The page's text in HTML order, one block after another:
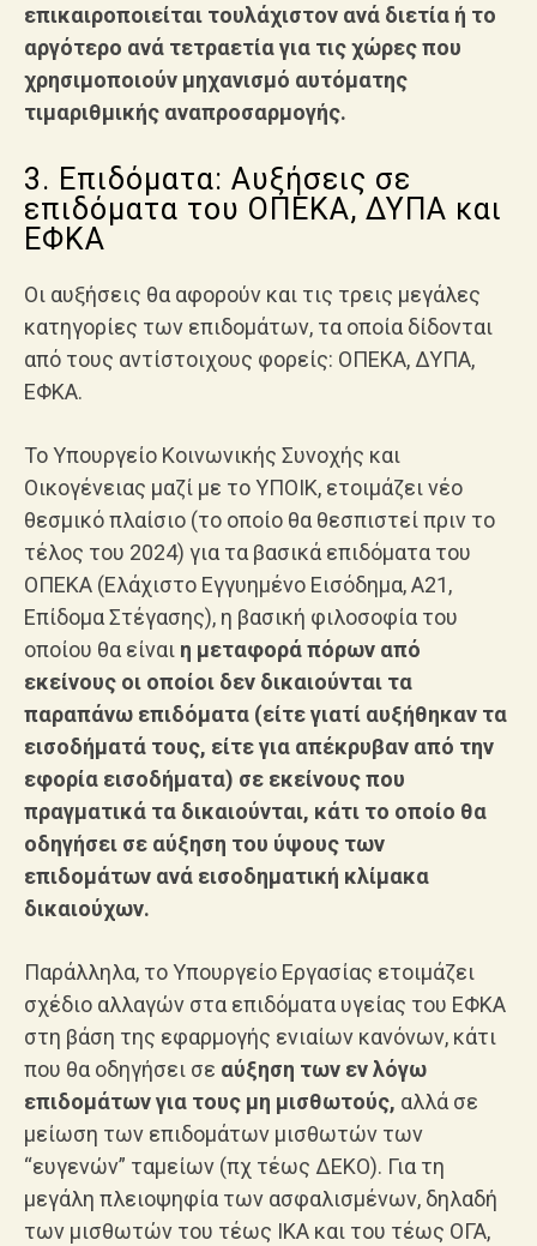
επικαιροποιείται τουλάχιστον ανά διετία ή το
αργότερο ανά τετραετία για τις χώρες που
χρησιμοποιούν μηχανισμό αυτόματης
τιμαριθμικής αναπροσαρμογής.
3. Επιδόματα: Αυξήσεις σε
επιδόματα του ΟΠΕΚΑ, ΔΥΠΑ και
ΕΦΚΑ
Οι αυξήσεις θα αφορούν και τις τρεις μεγάλες
κατηγορίες των επιδομάτων, τα οποία δίδονται
από τους αντίστοιχους φορείς: ΟΠΕΚΑ, ΔΥΠΑ,
ΕΦΚΑ.
Το Υπουργείο Κοινωνικής Συνοχής και
Οικογένειας μαζί με το ΥΠΟΙΚ, ετοιμάζει νέο
θεσμικό πλαίσιο (το οποίο θα θεσπιστεί πριν το
τέλος του 2024) για τα βασικά επιδόματα του
ΟΠΕΚΑ (Ελάχιστο Εγγυημένο Εισόδημα, Α21,
Επίδομα Στέγασης), η βασική φιλοσοφία του
οποίου θα είναι η μεταφορά πόρων από
εκείνους οι οποίοι δεν δικαιούνται τα
παραπάνω επιδόματα (είτε γιατί αυξήθηκαν τα
εισοδήματά τους, είτε για απέκρυβαν από την
εφορία εισοδήματα) σε εκείνους που
πραγματικά τα δικαιούνται, κάτι το οποίο θα
οδηγήσει σε αύξηση του ύψους των
επιδομάτων ανά εισοδηματική κλίμακα
δικαιούχων.
Παράλληλα, το Υπουργείο Εργασίας ετοιμάζει
σχέδιο αλλαγών στα επιδόματα υγείας του ΕΦΚΑ
στη βάση της εφαρμογής ενιαίων κανόνων, κάτι
που θα οδηγήσει σε αύξηση των εν λόγω
επιδομάτων για τους μη μισθωτούς, αλλά σε
μείωση των επιδομάτων μισθωτών των
“ευγενών” ταμείων (πχ τέως ΔΕΚΟ). Για τη
μεγάλη πλειοψηφία των ασφαλισμένων, δηλαδή
των μισθωτών του τέως ΙΚΑ και του τέως ΟΓΑ,